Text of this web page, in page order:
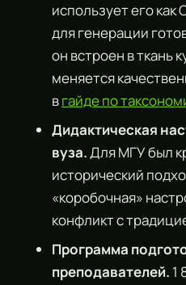
использует его как
для генерации
он встроен в ткань
меняется
вгайде по
Дидактическая
вуза.Для МГУ был
исторический
«коробочная»
конфликт с
Программа
преподавателей. 1